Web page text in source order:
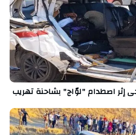
إثر اصطدام "لوّاج" بشاحنة تهريب